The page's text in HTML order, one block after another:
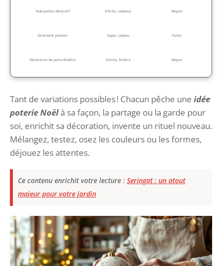
Vide-poches décoratif Entrée, cadeaux Moyen
Ornement prénom Sapin, cadeau Facile
Décoration de porte/fenêtre Entrée, fenêtre Moyen
Tant de variations possibles ! Chacun pêche une idée
poterie Noëlà sa façon, la partage ou la garde pour
soi, enrichit sa décoration, invente un rituel nouveau.
Mélangez, testez, osez les couleurs ou les formes,
déjouez les attentes.
Ce contenu enrichit votre lecture : Seringat : un atout
majeur pour votre jardin